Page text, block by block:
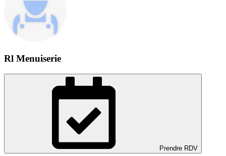
Rl Menuiserie
Prendre RDV